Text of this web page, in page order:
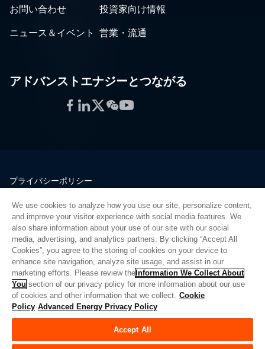
お問い合わせ 投資家向け情報
ニュース＆イベント 営業・流通
アドバンストエナジーとつながる
Facebook
LinkedIn
Twitter
WeChat
YouTube
プライバシーポリシー
品質
サイトマップ
サプライヤーポータル
UK Modern Slavery Act
Privacy Preferences
Do Not Sell or Share My Personal Information
Limit the Use of My Sensitive Personal Information
© Copyright 2026 アドバンスドエナジー | ビルド 39545
We use cookies to analyze how you use our site, personalize content,
and improve your visitor experience with social media features. We
also share information about your use of our site with our social
media, advertising, and analytics partners. By clicking “Accept All
Cookies”, you agree to the storing of cookies on your device to
enhance site navigation, analyze site usage, and assist in our
marketing efforts. Please review the Information We Collect About
You section of our privacy policy for more information about our use
of cookies and other information that we collect. Cookie
Policy Advanced Energy Privacy Policy
Accept All